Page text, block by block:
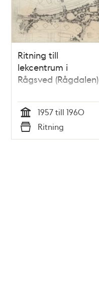
Ritning till
lekcentrum i
Rågsved (Rågdalen)
Tid
1957 till 1960
Typ
Ritning